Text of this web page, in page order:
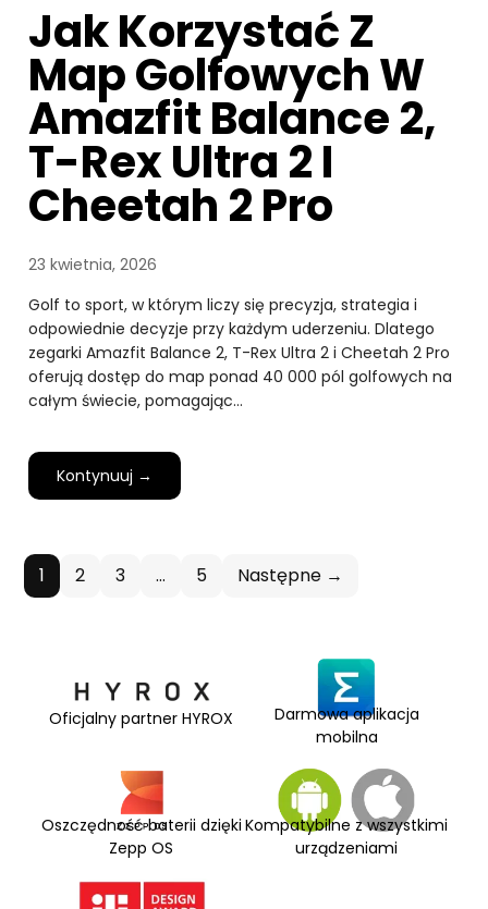
Jak Korzystać Z
Map Golfowych W
Amazfit Balance 2,
T-Rex Ultra 2 I
Cheetah 2 Pro
23 kwietnia, 2026
Golf to sport, w którym liczy się precyzja, strategia i
odpowiednie decyzje przy każdym uderzeniu. Dlatego
zegarki Amazfit Balance 2, T-Rex Ultra 2 i Cheetah 2 Pro
oferują dostęp do map ponad 40 000 pól golfowych na
całym świecie, pomagając…
Kontynuuj →
1 2 3 … 5 Następne →
Darmowa aplikacja
mobilna
Oszczędność baterii dzięki
Zepp OS
Kompatybilne z wszystkimi
urządzeniami
Oficjalny partner HYROX